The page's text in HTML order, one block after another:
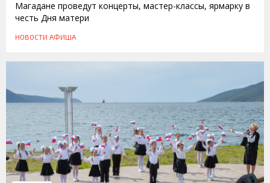
Магадане проведут концерты, мастер-классы, ярмарку в
честь Дня матери
НОВОСТИ АФИША